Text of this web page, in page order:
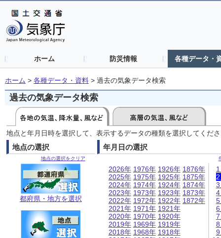
ホーム 防災情報 各種データ・
ホーム > 各種データ・資料 > 過去の気象データ検索
過去の気象データ検索
地点と年月日時を選択して、表示するデータの種類を選択してくだ
地点の選択
地点の選択をクリア
都府県・地方を選択
年月日の選択
2026年
2025年
2024年
2023年
2022年
2021年
2020年
2019年
2018年
1976年
1975年
1974年
1973年
1972年
1971年
1970年
1969年
1968年
1926年
1925年
1924年
1923年
1922年
1921年
1920年
1919年
1918年
1876年
1875年
1874年
1873年
1872年